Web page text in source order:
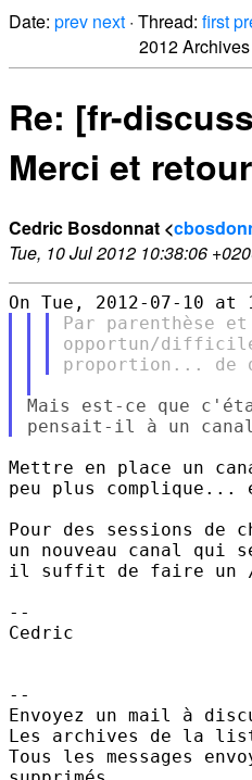
Date: prev next · Thread: first
2012 Archives
Re: [fr-
Merci et
Cedric Bosdonnat <
Tue, 10 Jul 2012 10:38:06
Par parenthèse
opportun/
Mais est-ce que
Mettre en place un
peu plus complique...
Pour des sessions de
un nouveau canal qui
il suffit de faire un
--
Cedric
--
Envoyez un mail à
Les archives de la
Tous les messages